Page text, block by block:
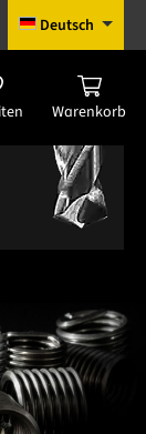
Deutsch
Warenkorb